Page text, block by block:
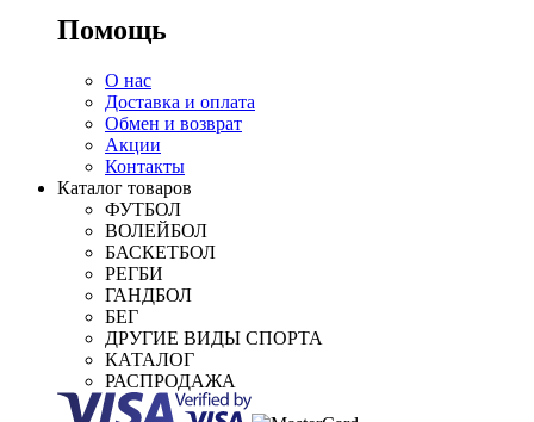
Помощь
О нас
Доставка и оплата
Обмен и возврат
Акции
Контакты
Каталог товаров
ФУТБОЛ
ВОЛЕЙБОЛ
БАСКЕТБОЛ
РЕГБИ
ГАНДБОЛ
БЕГ
ДРУГИЕ ВИДЫ СПОРТА
КАТАЛОГ
РАСПРОДАЖА